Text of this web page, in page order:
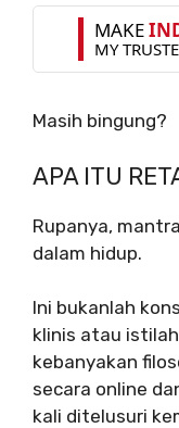
Masih bingung?
APA ITU
Rupanya,
dalam hidup.
Ini bukanlah
klinis atau
kebanyakan
secara online
kali ditelusuri